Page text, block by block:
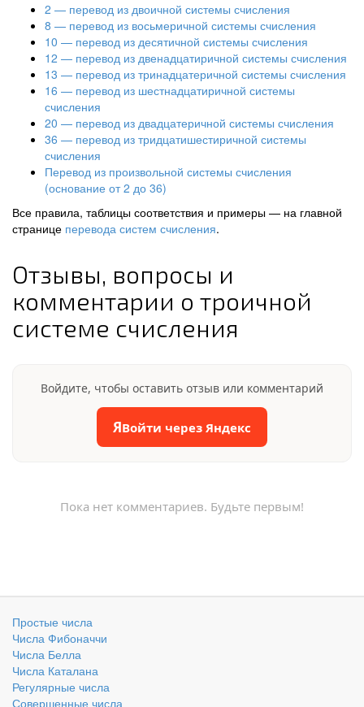
2 — перевод из двоичной системы счисления
8 — перевод из восьмеричной системы счисления
10 — перевод из десятичной системы счисления
12 — перевод из двенадцатиричной системы счисления
13 — перевод из тринадцатеричной системы счисления
16 — перевод из шестнадцатиричной системы
счисления
20 — перевод из двадцатеричной системы счисления
36 — перевод из тридцатишестиричной системы
счисления
Перевод из произвольной системы счисления
(основание от 2 до 36)
Все правила, таблицы соответствия и примеры — на главной
странице перевода систем счисления.
Отзывы, вопросы и
комментарии о троичной
системе счисления
Войдите, чтобы оставить отзыв или комментарий
ЯВойти через Яндекс
Пока нет комментариев. Будьте первым!
Простые числа
Числа Фибоначчи
Числа Белла
Числа Каталана
Регулярные числа
Совершенные числа